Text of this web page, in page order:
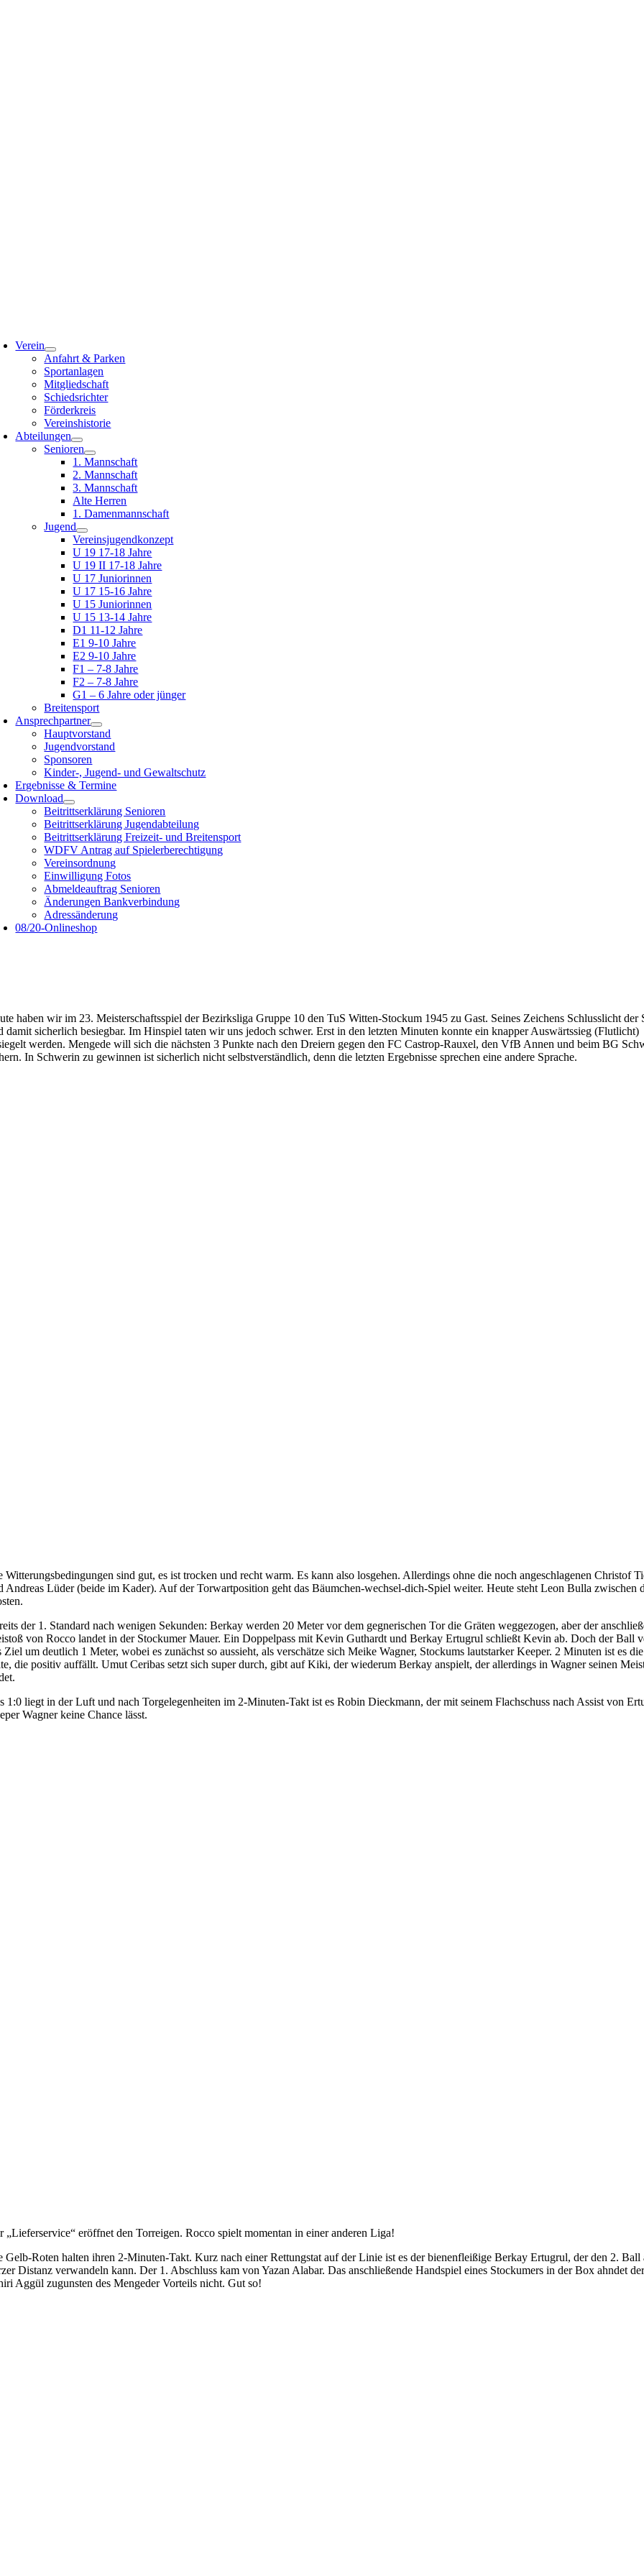
Verein
Anfahrt & Parken
Sportanlagen
Mitgliedschaft
Schiedsrichter
Förderkreis
Vereinshistorie
Abteilungen
Senioren
1. Mannschaft
2. Mannschaft
3. Mannschaft
Alte Herren
1. Damenmannschaft
Jugend
Vereinsjugendkonzept
U 19 17-18 Jahre
U 19 II 17-18 Jahre
U 17 Juniorinnen
U 17 15-16 Jahre
U 15 Juniorinnen
U 15 13-14 Jahre
D1 11-12 Jahre
E1 9-10 Jahre
E2 9-10 Jahre
F1 – 7-8 Jahre
F2 – 7-8 Jahre
G1 – 6 Jahre oder jünger
Breitensport
Ansprechpartner
Hauptvorstand
Jugendvorstand
Sponsoren
Kinder-, Jugend- und Gewaltschutz
Ergebnisse & Termine
Download
Beitrittserklärung Senioren
Beitrittserklärung Jugendabteilung
Beitrittserklärung Freizeit- und Breitensport
WDFV Antrag auf Spielerberechtigung
Vereinsordnung
Einwilligung Fotos
Abmeldeauftrag Senioren
Änderungen Bankverbindung
Adressänderung
08/20-Onlineshop
haben wir im 23. Meisterschaftsspiel der Bezirksliga Gruppe 10 den TuS Witten-Stockum 1945 zu Gast. Seines Zeichens Schlusslicht der
damit sicherlich besiegbar. Im Hinspiel taten wir uns jedoch schwer. Erst in den letzten Minuten konnte ein knapper Auswärtssieg (Flutlicht)
werden. Mengede will sich die nächsten 3 Punkte nach den Dreiern gegen den FC Castrop-Rauxel, den VfB Annen und beim BG
In Schwerin zu gewinnen ist sicherlich nicht selbstverständlich, denn die letzten Ergebnisse sprechen eine andere Sprache.
Witterungsbedingungen sind gut, es ist trocken und recht warm. Es kann also losgehen. Allerdings ohne die noch angeschlagenen Christof
Andreas Lüder (beide im Kader). Auf der Torwartposition geht das Bäumchen-wechsel-dich-Spiel weiter. Heute steht Leon Bulla zwischen
der 1. Standard nach wenigen Sekunden: Berkay werden 20 Meter vor dem gegnerischen Tor die Gräten weggezogen, aber der
von Rocco landet in der Stockumer Mauer. Ein Doppelpass mit Kevin Guthardt und Berkay Ertugrul schließt Kevin ab. Doch der Ball
Ziel um deutlich 1 Meter, wobei es zunächst so aussieht, als verschätze sich Meike Wagner, Stockums lautstarker Keeper. 2 Minuten ist es
die positiv auffällt. Umut Ceribas setzt sich super durch, gibt auf Kiki, der wiederum Berkay anspielt, der allerdings in Wagner seinen
1:0 liegt in der Luft und nach Torgelegenheiten im 2-Minuten-Takt ist es Robin Dieckmann, der mit seinem Flachschuss nach Assist von
Wagner keine Chance lässt.
„Lieferservice“ eröffnet den Torreigen. Rocco spielt momentan in einer anderen Liga!
Gelb-Roten halten ihren 2-Minuten-Takt. Kurz nach einer Rettungstat auf der Linie ist es der bienenfleißige Berkay Ertugrul, der den 2. Ball
Distanz verwandeln kann. Der 1. Abschluss kam von Yazan Alabar. Das anschließende Handspiel eines Stockumers in der Box ahndet
Aggül zugunsten des Mengeder Vorteils nicht. Gut so!